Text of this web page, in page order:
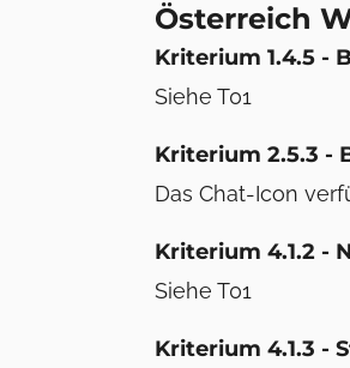
Österreich
Kriterium 1.4.5 -
Siehe T01
Kriterium 2.5.3 -
Das Chat-Icon
Kriterium 4.1.2 -
Siehe T01
Kriterium 4.1.3 -